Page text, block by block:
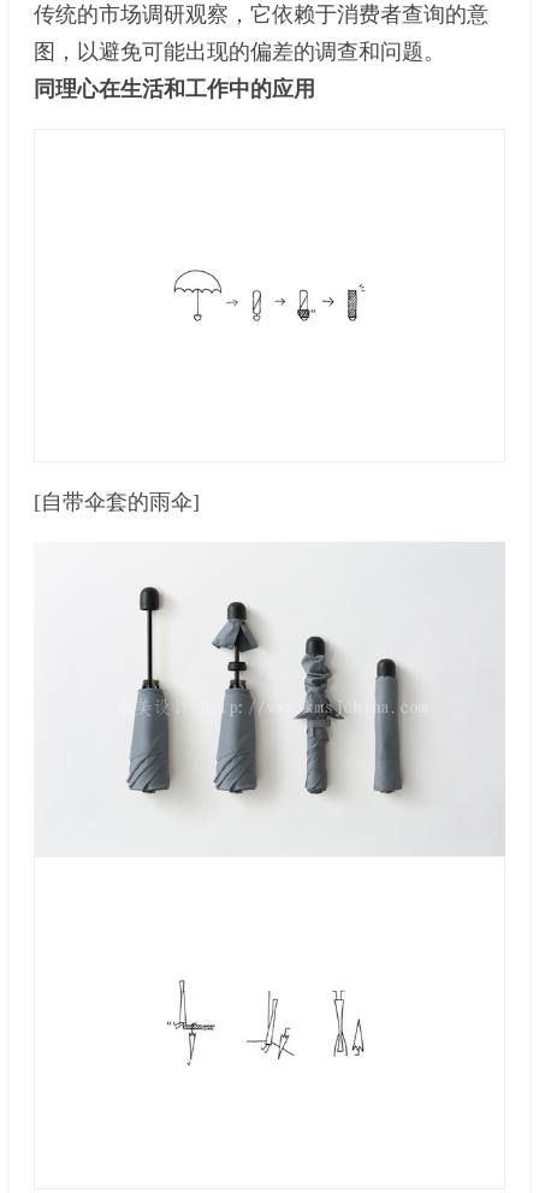
传统的市场调研观察，它依赖于消费者查询的意
图，以避免可能出现的偏差的调查和问题。
同理心在生活和工作中的应用
[自带伞套的雨伞]